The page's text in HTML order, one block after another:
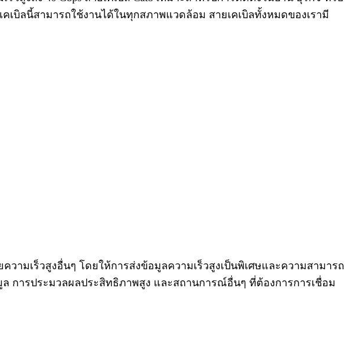
บิลนี้สามารถใช้งานได้ในทุกสภาพแวดล้อม สายเคเบิลทั้งหมดของเรามี
วามเร็วสูงอื่นๆ โดยให้การส่งข้อมูลความเร็วสูงเป็นพิเศษและความสามารถ
การประมวลผลประสิทธิภาพสูง และสถานการณ์อื่นๆ ที่ต้องการการเชื่อม